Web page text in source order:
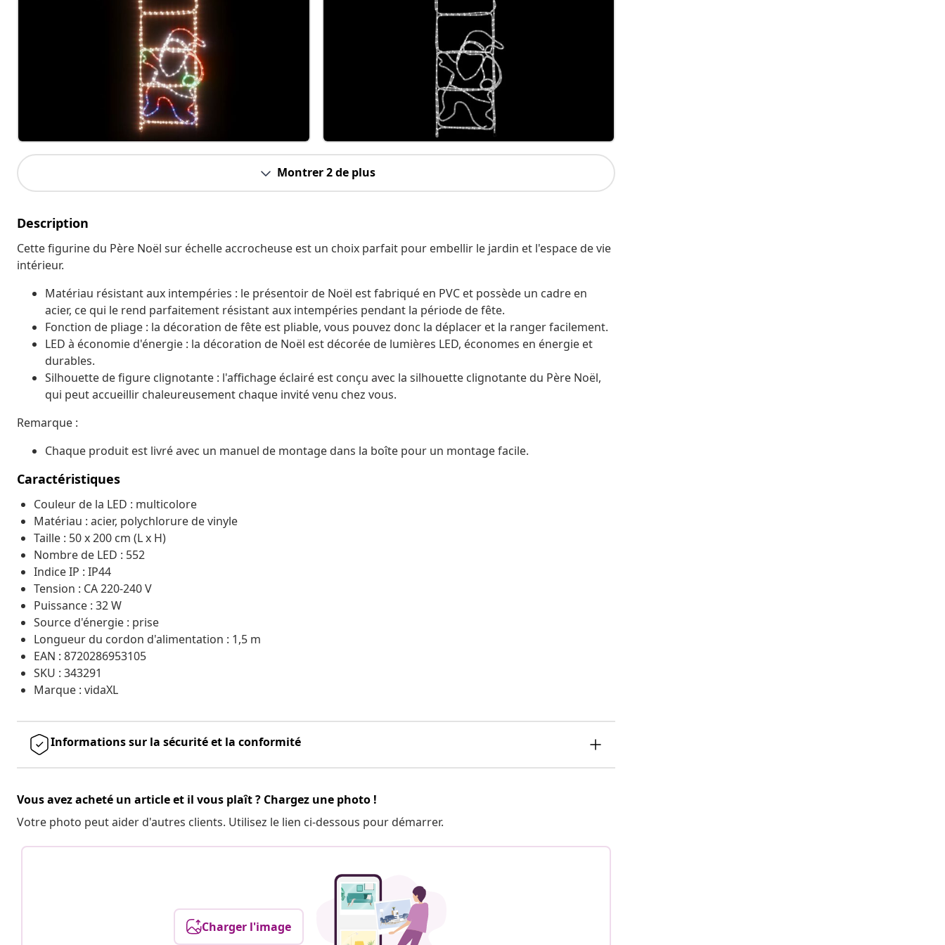
Montrer 2 de plus
Description
Cette figurine du Père Noël sur échelle accrocheuse est un choix parfait pour embellir le jardin et l'espace de vie
intérieur.
Matériau résistant aux intempéries : le présentoir de Noël est fabriqué en PVC et possède un cadre en
acier, ce qui le rend parfaitement résistant aux intempéries pendant la période de fête.
Fonction de pliage : la décoration de fête est pliable, vous pouvez donc la déplacer et la ranger facilement.
LED à économie d'énergie : la décoration de Noël est décorée de lumières LED, économes en énergie et
durables.
Silhouette de figure clignotante : l'affichage éclairé est conçu avec la silhouette clignotante du Père Noël,
qui peut accueillir chaleureusement chaque invité venu chez vous.
Remarque :
Chaque produit est livré avec un manuel de montage dans la boîte pour un montage facile.
Caractéristiques
Couleur de la LED : multicolore
Matériau : acier, polychlorure de vinyle
Taille : 50 x 200 cm (L x H)
Nombre de LED : 552
Indice IP : IP44
Tension : CA 220-240 V
Puissance : 32 W
Source d'énergie : prise
Longueur du cordon d'alimentation : 1,5 m
EAN : 8720286953105
SKU : 343291
Marque : vidaXL
Informations sur la sécurité et la conformité
Vous avez acheté un article et il vous plaît ? Chargez une photo !
Votre photo peut aider d'autres clients. Utilisez le lien ci-dessous pour démarrer.
Charger l'image